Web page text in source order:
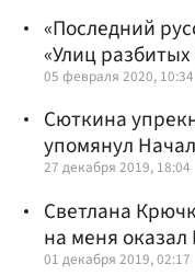
«Последний
«Улиц
05 февраля 2020, 10:34
Сюткина
упомянул
27 декабря 2019, 18:04
Светлана
на меня оказал
01 декабря 2019, 02:17